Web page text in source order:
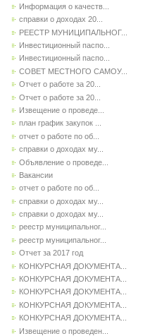
Информация о качеств...
справки о доходах 20...
РЕЕСТР МУНИЦИПАЛЬНОГ...
Инвестиционный паспо...
Инвестиционный паспо...
СОВЕТ МЕСТНОГО САМОУ...
Отчет о работе за 20...
Отчет о работе за 20...
Извещение о проведе...
план график закупок ...
отчет о работе по об...
справки о доходах му...
Объявление о проведе...
Вакансии
отчет о работе по об...
справки о доходах му...
справки о доходах му...
реестр муниципальног...
реестр муниципальног...
Отчет за 2017 год
КОНКУРСНАЯ ДОКУМЕНТА...
КОНКУРСНАЯ ДОКУМЕНТА...
КОНКУРСНАЯ ДОКУМЕНТА...
КОНКУРСНАЯ ДОКУМЕНТА...
КОНКУРСНАЯ ДОКУМЕНТА...
Извещение о проведен...